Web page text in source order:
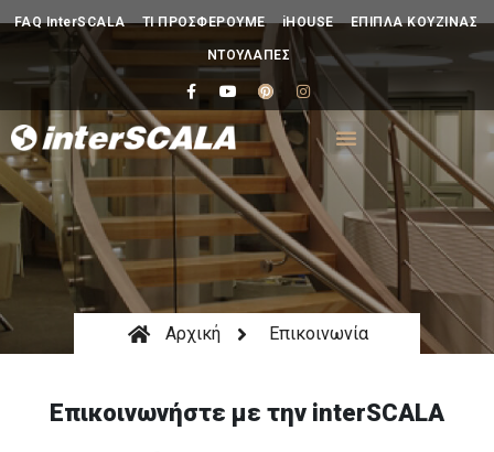
FAQ InterSCALA ΤΙ ΠΡΟΣΦΕΡΟΥΜΕ iHOUSE ΕΠΙΠΛΑ ΚΟΥΖΙΝΑΣ
ΝΤΟΥΛΑΠΕΣ
Αρχική Επικοινωνία
Επικοινωνήστε με την interSCALA